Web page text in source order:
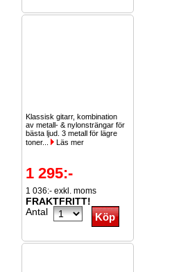
Klassisk gitarr, kombination
av metall- & nylonsträngar för
bästa ljud. 3 metall för lägre
toner...
Läs mer
1 295:-
1 036:- exkl. moms
FRAKTFRITT!
Antal